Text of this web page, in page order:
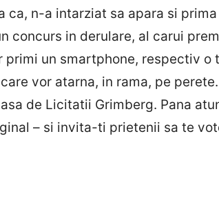
ca, n-a intarziat sa apara si
concurs in derulare, al carui
un smartphone, respectiv
vor atarna, in rama, pe
de Licitatii Grimberg. Pana
– si invita-ti prietenii sa te